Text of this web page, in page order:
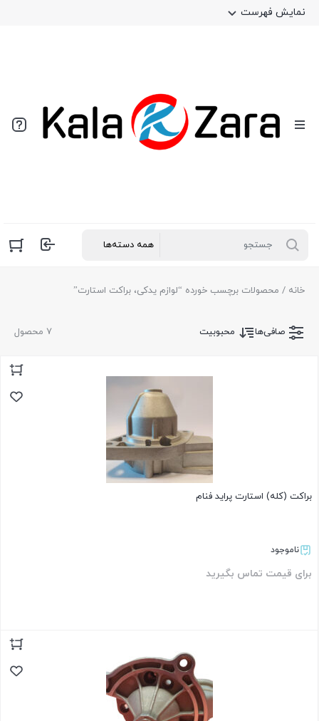
نمایش فهرست
خانه / محصولات برچسب خورده “لوازم یدکی، براکت استارت”
7 محصول صافی‌ها محبوبیت
براکت (کله) استارت پراید فنام
ناموجود
برای قیمت تماس بگیرید